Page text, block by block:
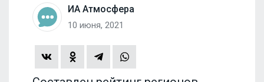
ИА Атмосфера
10 июня, 2021